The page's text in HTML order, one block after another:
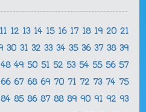
11 12 13 14 15 16 17 18 19 20 21
30 31 32 33 34 35 36 37 38 39
48 49 50 51 52 53 54 55 56 57
66 67 68 69 70 71 72 73 74 75
84 85 86 87 88 89 90 91 92 93